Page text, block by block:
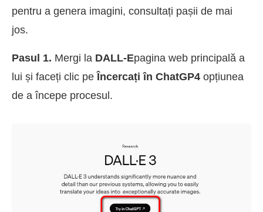
pentru a genera imagini, consultați pașii de mai
jos.
Pasul 1. Mergi la DALL-Epagina web principală a
lui și faceți clic peÎncercați în ChatGP4 opțiunea
de a începe procesul.